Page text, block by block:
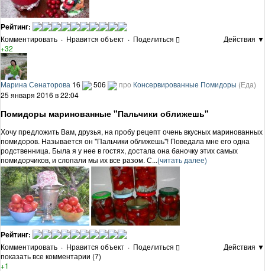
Рейтинг:
Комментировать · Нравится объект · Поделиться
Действия ▼
+32
Марина Сенаторова 16 506 про Консервированные Помидоры (Еда)
25 января 2016 в 22:04
Помидоры маринованные "Пальчики оближешь"
Хочу предложить Вам, друзья, на пробу рецепт очень вкусных маринованных
помидоров. Называется он "Пальчики оближешь"! Поведала мне его одна
родственница. Была я у нее в гостях, достала она баночку этих самых
помидорчиков, и слопали мы их все разом. С...(читать далее)
Рейтинг:
Комментировать · Нравится объект · Поделиться
Действия ▼
показать все комментарии (7)
+1